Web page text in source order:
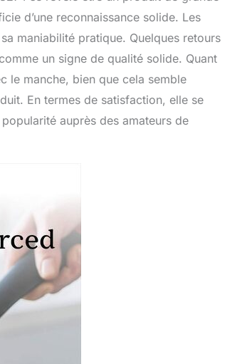
d’une reconnaissance solide. Les
maniabilité pratique. Quelques retours
un signe de qualité solide. Quant
le manche, bien que cela semble
En termes de satisfaction, elle se
auprès des amateurs de